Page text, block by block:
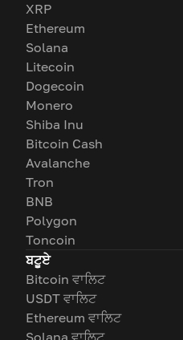
XRP
Ethereum
Solana
Litecoin
Dogecoin
Monero
Shiba Inu
Bitcoin Cash
Avalanche
Tron
BNB
Polygon
Toncoin
ਬਟੂਏ
Bitcoin ਵਾਲਿਟ
USDT ਵਾਲਿਟ
Ethereum ਵਾਲਿਟ